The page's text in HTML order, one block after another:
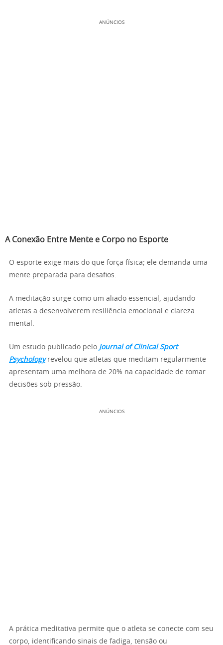
ANÚNCIOS
A Conexão Entre Mente e Corpo no Esporte
O esporte exige mais do que força física; ele demanda uma
mente preparada para desafios.
A meditação surge como um aliado essencial, ajudando
atletas a desenvolverem resiliência emocional e clareza
mental.
Um estudo publicado pelo Journal of Clinical Sport
Psychologyrevelou que atletas que meditam regularmente
apresentam uma melhora de 20% na capacidade de tomar
decisões sob pressão.
ANÚNCIOS
A prática meditativa permite que o atleta se conecte com seu
corpo, identificando sinais de fadiga, tensão ou